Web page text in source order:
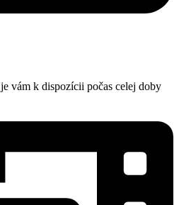
je vám k dispozícii počas celej doby